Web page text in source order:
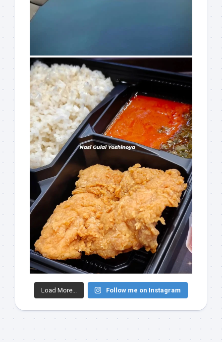
Load More... Follow me on Instagram